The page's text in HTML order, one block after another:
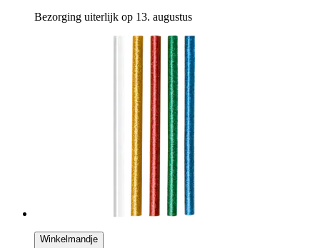
Bezorging uiterlijk op 13. augustus
Winkelmandje